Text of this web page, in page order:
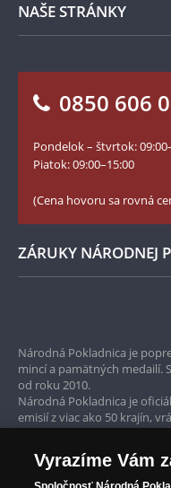
100. výročie vzniku
Numizmatické novinky
NAŠE STRÁNKY
Blog Pokladnica mincí
Facebook Národnej
YouTube Národnej
0850 606
Pondelok – štvrtok:
Piatok: 09:00–15:00
(Cena hovoru sa rovná
ZÁRUKY NÁRODNEJ
Garancia najvyššej
Iba originálne produkty
Národná Pokladnica je
mincí a pamätných medailí.
od roku 2010.
Národná Pokladnica je
emisií z viac ako 50 krajín,
Parížska mincovňa, Nórska
Austrálska mincovňa Perth.
zberateľom garantuje, že
Vyrazíme Vám